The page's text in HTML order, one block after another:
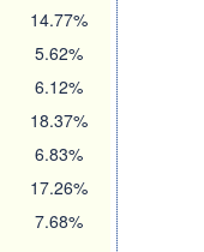
14.77%
5.62%
6.12%
18.37%
6.83%
17.26%
7.68%